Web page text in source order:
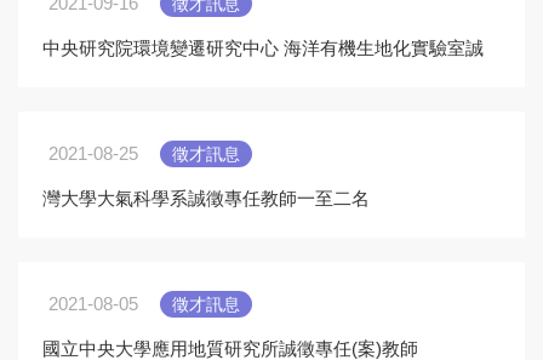
中央研究院環境變遷研究中心 海洋有機生地化實驗室誠
2021-08-25 徵才訊息
灣大學大氣科學系誠徵專任教師一至二名
2021-08-05 徵才訊息
國立中央大學應用地質研究所誠徵專任(案)教師